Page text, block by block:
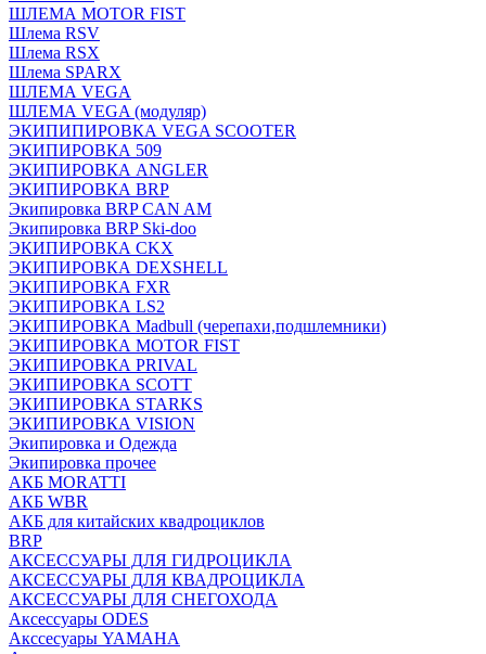
ШЛЕМА MOTOR FIST
Шлема RSV
Шлема RSX
Шлема SPARX
ШЛЕМА VEGA
ШЛЕМА VEGA (модуляр)
ЭКИПИПИРОВКА VEGA SCOOTER
ЭКИПИРОВКА 509
ЭКИПИРОВКА ANGLER
ЭКИПИРОВКА BRP
Экипировка BRP CAN AM
Экипировка BRP Ski-doo
ЭКИПИРОВКА CKX
ЭКИПИРОВКА DEXSHELL
ЭКИПИРОВКА FXR
ЭКИПИРОВКА LS2
ЭКИПИРОВКА Madbull (черепахи,подшлемники)
ЭКИПИРОВКА MOTOR FIST
ЭКИПИРОВКА PRIVAL
ЭКИПИРОВКА SCOTT
ЭКИПИРОВКА STARKS
ЭКИПИРОВКА VISION
Экипировка и Одежда
Экипировка прочее
АКБ MORATTI
АКБ WBR
АКБ для китайских квадроциклов
BRP
АКСЕССУАРЫ ДЛЯ ГИДРОЦИКЛА
АКСЕССУАРЫ ДЛЯ КВАДРОЦИКЛА
АКСЕССУАРЫ ДЛЯ СНЕГОХОДА
Аксессуары ODES
Акссесуары YAMAHA